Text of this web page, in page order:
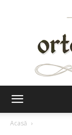
Acasă